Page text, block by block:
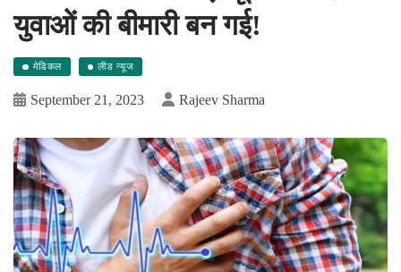
युवाओं की बीमारी बन गई!
मेडिकल लीड न्यूज
September 21, 2023 Rajeev Sharma